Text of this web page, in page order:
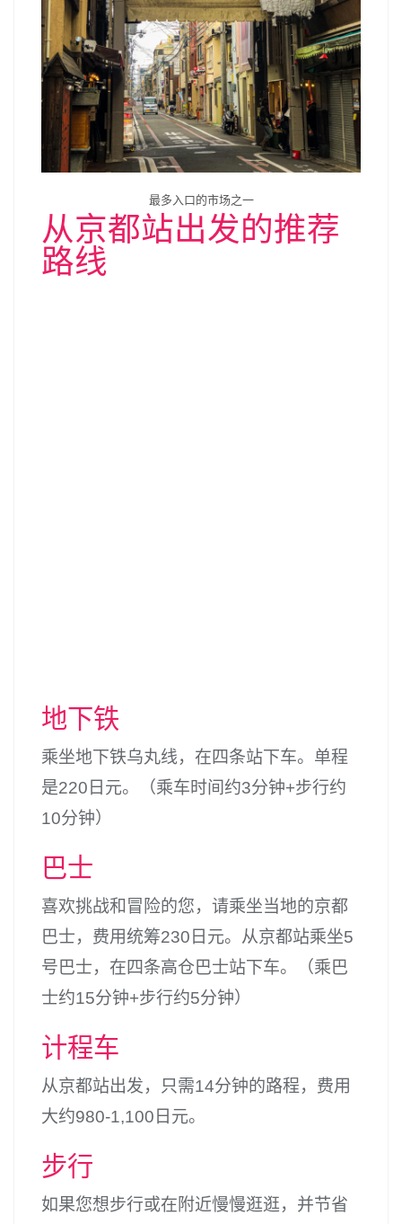
最多入口的市场之一
从京都站出发的推荐
路线
地下铁
乘坐地下铁乌丸线，在四条站下车。单程
是220日元。（乘车时间约3分钟+步行约
10分钟）
巴士
喜欢挑战和冒险的您，请乘坐当地的京都
巴士，费用统筹230日元。从京都站乘坐5
号巴士，在四条高仓巴士站下车。（乘巴
士约15分钟+步行约5分钟）
计程车
从京都站出发，只需14分钟的路程，费用
大约980-1,100日元。
步行
如果您想步行或在附近慢慢逛逛，并节省